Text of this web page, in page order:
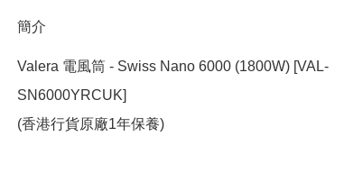
簡介
Valera 電風筒 - Swiss Nano 6000 (1800W) [VAL-
SN6000YRCUK]
(香港行貨原廠1年保養)